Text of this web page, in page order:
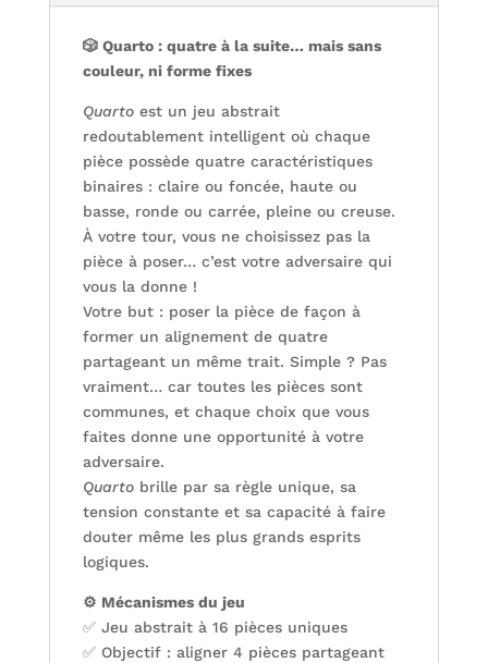
🎲 Quarto : quatre à la suite… mais sans
couleur, ni forme fixes
Quartoest un jeu abstrait
redoutablement intelligent où chaque
pièce possède quatre caractéristiques
binaires : claire ou foncée, haute ou
basse, ronde ou carrée, pleine ou creuse.
À votre tour, vous ne choisissez pas la
pièce à poser… c’est votre adversaire qui
vous la donne !
Votre but : poser la pièce de façon à
former un alignement de quatre
partageant un même trait. Simple ? Pas
vraiment… car toutes les pièces sont
communes, et chaque choix que vous
faites donne une opportunité à votre
adversaire.
Quartobrille par sa règle unique, sa
tension constante et sa capacité à faire
douter même les plus grands esprits
logiques.
⚙️ Mécanismes du jeu
✅ Jeu abstrait à 16 pièces uniques
✅ Objectif : aligner 4 pièces partageant